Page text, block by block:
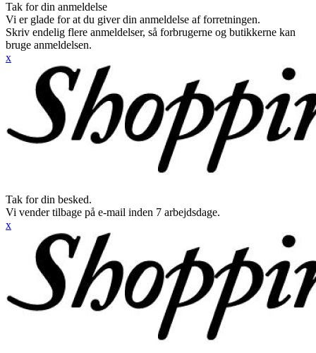
Tak for din anmeldelse
Vi er glade for at du giver din anmeldelse af forretningen.
Skriv endelig flere anmeldelser, så forbrugerne og butikkerne kan
bruge anmeldelsen.
x
Tak for din besked.
Vi vender tilbage på e-mail inden 7 arbejdsdage.
x